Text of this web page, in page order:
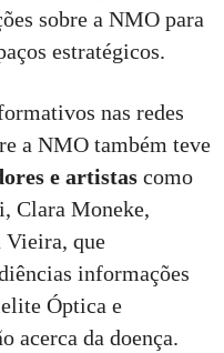
sobre a NMO para
estratégicos.
nas redes
a NMO também teve
e artistas como
Clara Moneke,
Vieira, que
informações
Óptica e
acerca da doença.